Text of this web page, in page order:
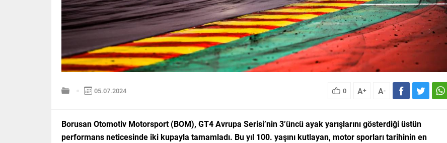
05.07.2024 0 A+ A-
Borusan Otomotiv Motorsport (BOM), GT4 Avrupa Serisi’nin 3’üncü ayak yarışlarını gösterdiği üstün
performans neticesinde iki kupayla tamamladı. Bu yıl 100. yaşını kutlayan, motor sporları tarihinin en